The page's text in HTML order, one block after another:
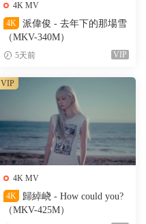
4K MV
4K
派偉俊 - 去年下的那場雪
（MKV-340M）
5天前 VIP
4K MV
4K
歸綽峣 - How could you?
（MKV-425M）
VIP